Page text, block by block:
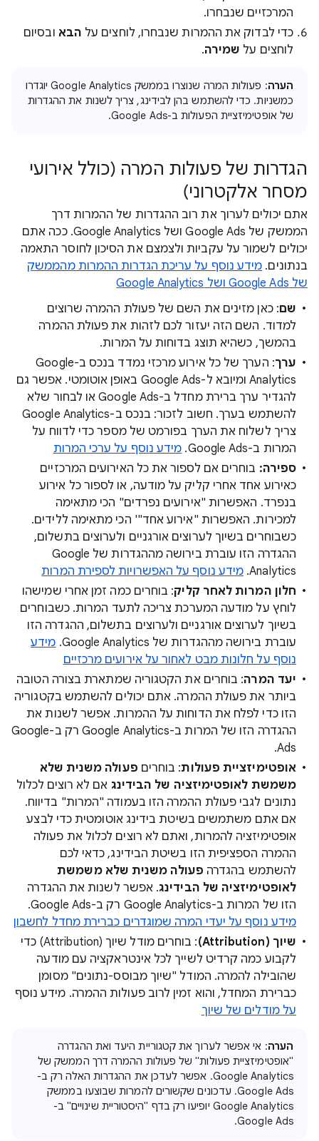
המרכזיים שנבחרו.
כדי לבדוק את ההמרות שנבחרו, לוחצים על הבא ובסיום
לוחצים על שמירה.
הערה
: פעולות המרה שנוצרו בממשק Google Analytics יוגדרו
כמשניות. כדי להשתמש בהן לבידינג, צריך לשנות את ההגדרות
של אופטימיזציית הפעולות ב-Google Ads.
הגדרות של פעולות המרה (כולל אירועי
מסחר אלקטרוני)
אתם יכולים לערוך את רוב ההגדרות של ההמרות דרך
הממשק של Google Ads ושל Google Analytics. ככה אתם
יכולים לשמור על עקביות ולצמצם את הסיכון לחוסר התאמה
בנתונים. מידע נוסף על עריכת הגדרות ההמרות מהממשק
של Google Ads ושל Google Analytics
שם: כאן מזינים את השם של פעולת ההמרה שרוצים
למדוד. השם הזה יעזור לכם לזהות את פעולת ההמרה
בהמשך, כשהיא תוצג בדוחות על המרות.
ערך
: הערך של כל אירוע מרכזי נמדד בנכס ב-Google
Analytics ומיובא ל-Google Ads באופן אוטומטי. אפשר גם
להגדיר ערך ברירת מחדל ב-Google Ads או לבחור שלא
להשתמש בערך. חשוב לזכור: בנכס ב-Google Analytics
צריך לשלוח את הערך בפורמט של מספר כדי לדווח על
המרות ב-Google Ads.
מידע נוסף על ערכי המרות
ספירה: בוחרים אם לספור את כל האירועים המרכזיים
כאירוע אחד אחרי קליק על מודעה, או לספור כל אירוע
בנפרד. האפשרות "אירועים נפרדים" הכי מתאימה
למכירות. האפשרות "אירוע אחד"' הכי מתאימה ללידים.
כשבוחרים בשיוך לערוצים אורגניים ולערוצים בתשלום,
ההגדרה הזו עוברת בירושה מההגדרות של Google
Analytics. מידע נוסף על האפשרויות לספירת המרות
חלון המרות לאחר קליק: בוחרים כמה זמן אחרי שמישהו
לוחץ על מודעה המערכת צריכה לתעד המרות. כשבוחרים
בשיוך לערוצים אורגניים ולערוצים בתשלום, ההגדרה הזו
עוברת בירושה מההגדרות של Google Analytics.
מידע
נוסף על חלונות מבט לאחור על אירועים מרכזיים
יעד המרה: בוחרים את הקטגוריה שמתארת בצורה הטובה
ביותר את פעולת ההמרה. אתם יכולים להשתמש בקטגוריה
הזו כדי לפלח את הדוחות על ההמרות. אפשר לשנות את
ההגדרה הזו של המרות ב-Google Analytics רק ב-Google
Ads.
אופטימיזציית פעולות: בוחרים פעולה משנית שלא
משמשת לאופטימיזציה של הבידינג אם לא רוצים לכלול
נתונים לגבי פעולת ההמרה הזו בעמודה "המרות" בדיווח.
אם אתם משתמשים בשיטת בידינג אוטומטית כדי לבצע
אופטימיזציה להמרות, ואתם לא רוצים לכלול את פעולה
ההמרה הספציפית הזו בשיטת הבידינג, כדאי לכם
להשתמש בהגדרה פעולה משנית שלא משמשת
לאופטימיזציה של הבידינג. אפשר לשנות את ההגדרה
הזו של המרות ב-Google Analytics רק ב-Google Ads.
מידע נוסף על יעדי המרה שמוגדרים כברירת מחדל לחשבון
שיוך (Attribution)
: בוחרים מודל שיוך (Attribution) כדי
לקבוע כמה קרדיט לשייך לכל אינטראקציה עם מודעה
שהובילה להמרה. המודל "שיוך מבוסס-נתונים" מסומן
כברירת המחדל, והוא זמין לרוב פעולות ההמרה. מידע נוסף
על מודלים של שיוך
הערה: אי אפשר לערוך את קטגוריית היעד ואת ההגדרה
"אופטימיזציית פעולות" של פעולות ההמרה דרך הממשק של
Google Analytics. אפשר לעדכן את ההגדרות האלה רק ב-
Google Ads. עדכונים שקשורים להמרות שבוצעו בממשק
Google Analytics יופיעו רק בדף "היסטוריית שינויים" ב-
Google Ads.